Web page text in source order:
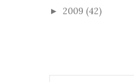
► 2009 (42)